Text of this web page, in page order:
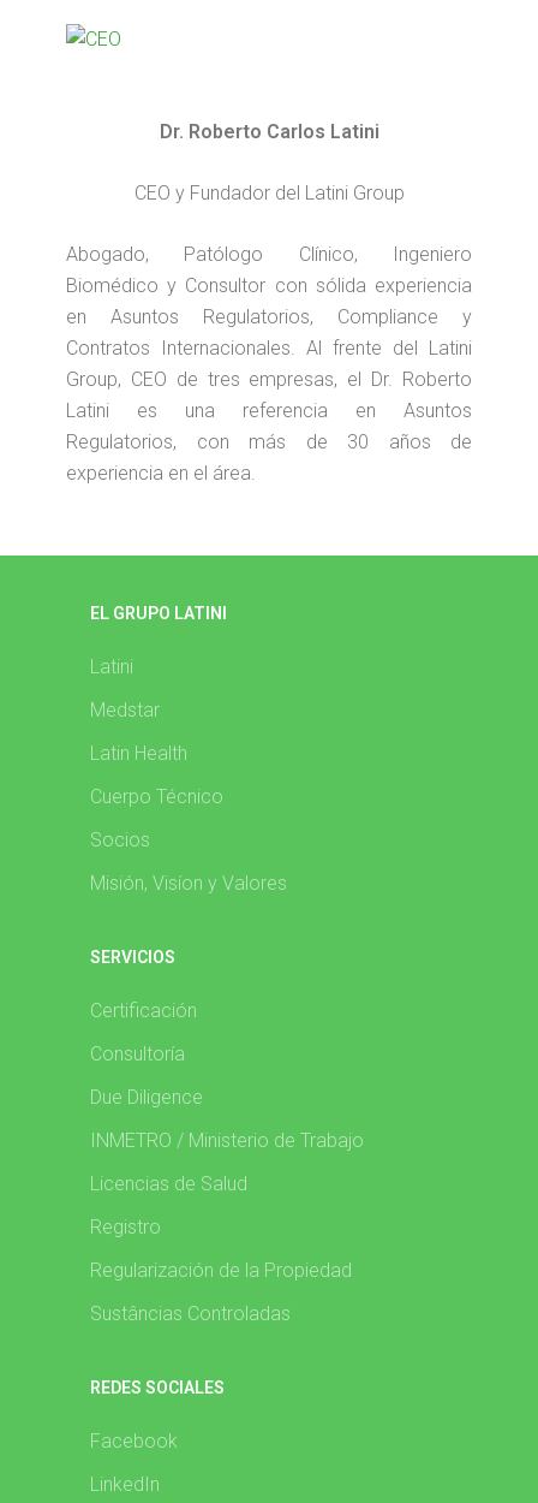
Dr. Roberto Carlos Latini
CEO y Fundador del Latini Group
Abogado, Patólogo Clínico, Ingeniero
Biomédico y Consultor con sólida experiencia
en Asuntos Regulatorios, Compliance y
Contratos Internacionales. Al frente del Latini
Group, CEO de tres empresas, el Dr. Roberto
Latini es una referencia en Asuntos
Regulatorios, con más de 30 años de
experiencia en el área.
EL GRUPO LATINI
Latini
Medstar
Latin Health
Cuerpo Técnico
Socios
Misión, Visíon y Valores
SERVICIOS
Certificación
Consultoría
Due Diligence
INMETRO / Ministerio de Trabajo
Licencias de Salud
Registro
Regularización de la Propiedad
Sustâncias Controladas
REDES SOCIALES
Facebook
LinkedIn